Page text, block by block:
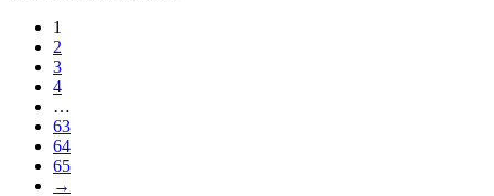
1
2
3
4
…
63
64
65
→